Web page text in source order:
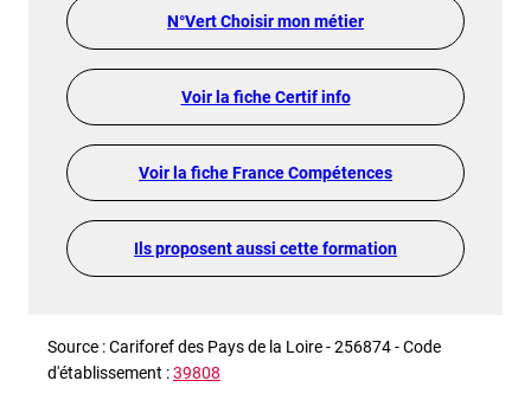
N°Vert Choisir mon métier
Voir la fiche Certif info
Voir la fiche France Compétences
Ils proposent aussi cette formation
Source : Cariforef des Pays de la Loire - 256874 - Code
d'établissement :39808